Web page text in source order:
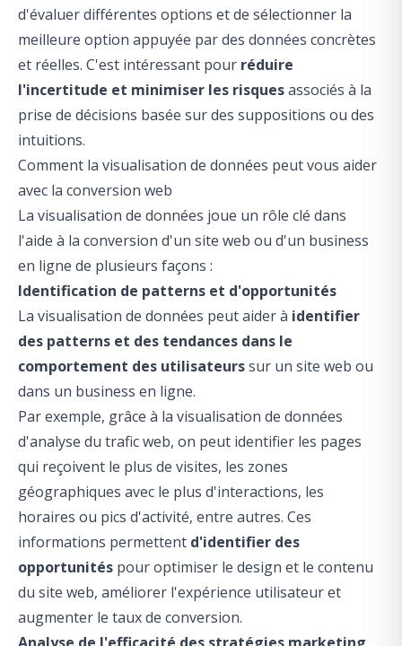
d'évaluer différentes options et de sélectionner la
meilleure option appuyée par des données concrètes
et réelles. C'est intéressant pour réduire
l'incertitude et minimiser les risquesassociés à la
prise de décisions basée sur des suppositions ou des
intuitions.
Comment la visualisation de données peut vous aider
avec la conversion web
La visualisation de données joue un rôle clé dans
l'aide à la conversion d'un site web ou d'un business
en ligne de plusieurs façons :
Identification de patterns et d'opportunités
La visualisation de données peut aider à identifier
des patterns et des tendances dans le
comportement des utilisateurssur un site web ou
dans un business en ligne.
Par exemple, grâce à la visualisation de données
d'analyse du trafic web, on peut identifier les pages
qui reçoivent le plus de visites, les zones
géographiques avec le plus d'interactions, les
horaires ou pics d'activité, entre autres. Ces
informations permettent d'identifier des
opportunités pour optimiser le design et le contenu
du site web, améliorer l'expérience utilisateur et
augmenter le taux de conversion.